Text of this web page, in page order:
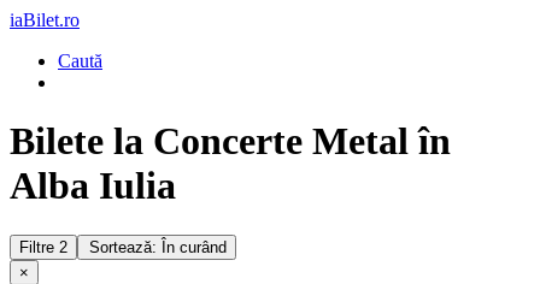
iaBilet.ro
Caută
Bilete la Concerte Metal în
Alba Iulia
Filtre 2
Sortează: În curând
×